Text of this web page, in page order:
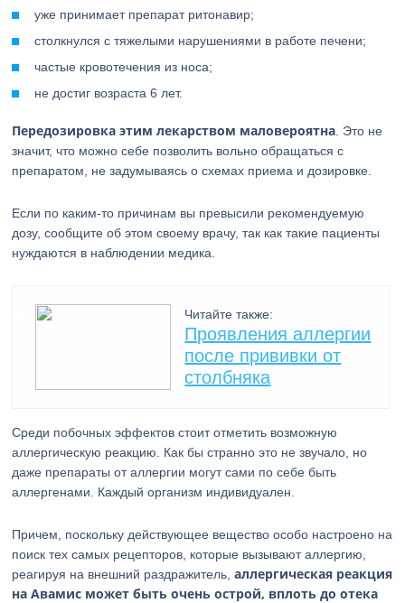
уже принимает препарат ритонавир;
столкнулся с тяжелыми нарушениями в работе печени;
частые кровотечения из носа;
не достиг возраста 6 лет.
Передозировка этим лекарством маловероятна . Это не
значит, что можно себе позволить вольно обращаться с
препаратом, не задумываясь о схемах приема и дозировке.
Если по каким-то причинам вы превысили рекомендуемую
дозу, сообщите об этом своему врачу, так как такие пациенты
нуждаются в наблюдении медика.
Читайте также:
Проявления аллергии
после прививки от
столбняка
Среди побочных эффектов стоит отметить возможную
аллергическую реакцию. Как бы странно это не звучало, но
даже препараты от аллергии могут сами по себе быть
аллергенами. Каждый организм индивидуален.
Причем, поскольку действующее вещество особо настроено на
поиск тех самых рецепторов, которые вызывают аллергию,
реагируя на внешний раздражитель,аллергическая реакция
на Авамис может быть очень острой, вплоть до отека